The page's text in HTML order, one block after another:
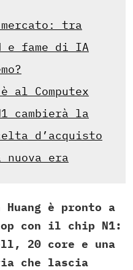
tra
e fame di IA
al Computex
cambierà la
d’acquisto
era
è pronto a
con il chip N1:
20 core e una
che lascia